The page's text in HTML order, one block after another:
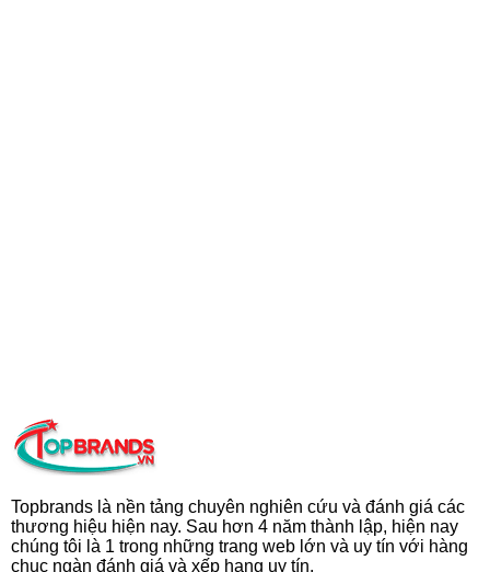
Topbrands là nền tảng chuyên nghiên cứu và đánh giá các
thương hiệu hiện nay. Sau hơn 4 năm thành lập, hiện nay
chúng tôi là 1 trong những trang web lớn và uy tín với hàng
chục ngàn đánh giá và xếp hạng uy tín.